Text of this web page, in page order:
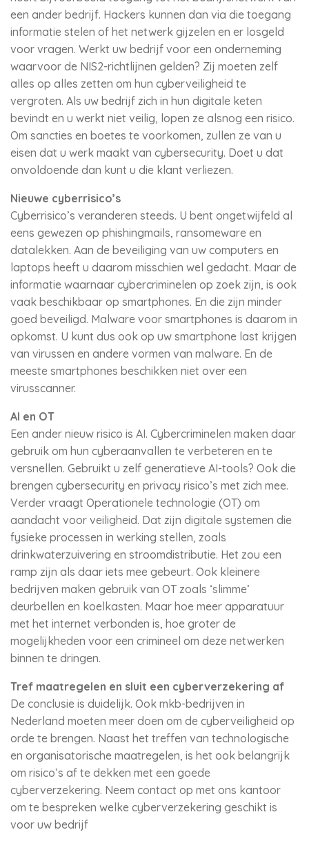
een ander bedrijf. Hackers kunnen dan via die toegang
informatie stelen of het netwerk gijzelen en er losgeld
voor vragen. Werkt uw bedrijf voor een onderneming
waarvoor de NIS2-richtlijnen gelden? Zij moeten zelf
alles op alles zetten om hun cyberveiligheid te
vergroten. Als uw bedrijf zich in hun digitale keten
bevindt en u werkt niet veilig, lopen ze alsnog een risico.
Om sancties en boetes te voorkomen, zullen ze van u
eisen dat u werk maakt van cybersecurity. Doet u dat
onvoldoende dan kunt u die klant verliezen.
Nieuwe cyberrisico’s
Cyberrisico’s veranderen steeds. U bent ongetwijfeld al
eens gewezen op phishingmails, ransomeware en
datalekken. Aan de beveiliging van uw computers en
laptops heeft u daarom misschien wel gedacht. Maar de
informatie waarnaar cybercriminelen op zoek zijn, is ook
vaak beschikbaar op smartphones. En die zijn minder
goed beveiligd. Malware voor smartphones is daarom in
opkomst. U kunt dus ook op uw smartphone last krijgen
van virussen en andere vormen van malware. En de
meeste smartphones beschikken niet over een
virusscanner.
AI en OT
Een ander nieuw risico is AI. Cybercriminelen maken daar
gebruik om hun cyberaanvallen te verbeteren en te
versnellen. Gebruikt u zelf generatieve AI-tools? Ook die
brengen cybersecurity en privacy risico’s met zich mee.
Verder vraagt Operationele technologie (OT) om
aandacht voor veiligheid. Dat zijn digitale systemen die
fysieke processen in werking stellen, zoals
drinkwaterzuivering en stroomdistributie. Het zou een
ramp zijn als daar iets mee gebeurt. Ook kleinere
bedrijven maken gebruik van OT zoals ‘slimme’
deurbellen en koelkasten. Maar hoe meer apparatuur
met het internet verbonden is, hoe groter de
mogelijkheden voor een crimineel om deze netwerken
binnen te dringen.
Tref maatregelen en sluit een cyberverzekering af
De conclusie is duidelijk. Ook mkb-bedrijven in
Nederland moeten meer doen om de cyberveiligheid op
orde te brengen. Naast het treffen van technologische
en organisatorische maatregelen, is het ook belangrijk
om risico’s af te dekken met een goede
cyberverzekering. Neem contact op met ons kantoor
om te bespreken welke cyberverzekering geschikt is
voor uw bedrijf